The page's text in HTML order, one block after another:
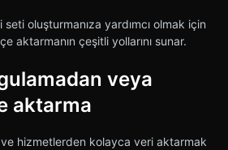
İletişim
oluşturmanıza yardımcı olmak için
aktarmanın çeşitli yollarını sunar.
veya
aktarma
hizmetlerden kolayca veri aktarmak